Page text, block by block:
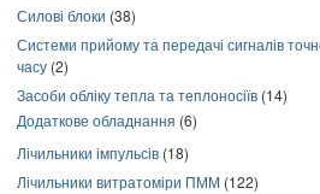
Силові блоки (38)
Системи прийому та передачі сигналів
часу (2)
Засоби обліку тепла та теплоносіїв (14)
Додаткове обладнання (6)
Лічильники імпульсів (18)
Лічильники витратоміри ПММ (122)